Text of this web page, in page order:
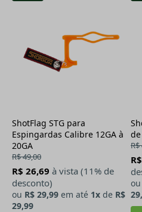
ShotFlag STG para
Espingardas Calibre 12GA à
20GA
R$ 49,00
R$ 26,69 à vista (11% de
desconto)
ou R$ 29,99 em até 1x de R$
29,99
R$
ou